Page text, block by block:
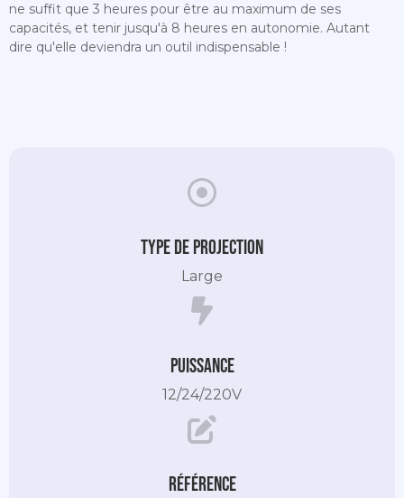
ne suffit que 3 heures pour être au maximum de ses
capacités, et tenir jusqu'à 8 heures en autonomie. Autant
dire qu'elle deviendra un outil indispensable !
Type de projection
Large
Puissance
12/24/220V
Référence